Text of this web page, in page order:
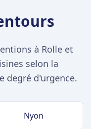
à Rolle et
selon la
degré d'urgence.
Nyon